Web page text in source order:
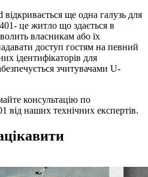
ще одна галузь для
це житло що здається в
власникам або їх
доступ гостям на певний
ідентифікаторів для
зчитувачами U-
консультацію по
від наших технічних експертів.